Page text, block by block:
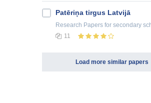
Patēriņa tirgus Latvijā
Research Papers for secondary
11
Load more similar papers